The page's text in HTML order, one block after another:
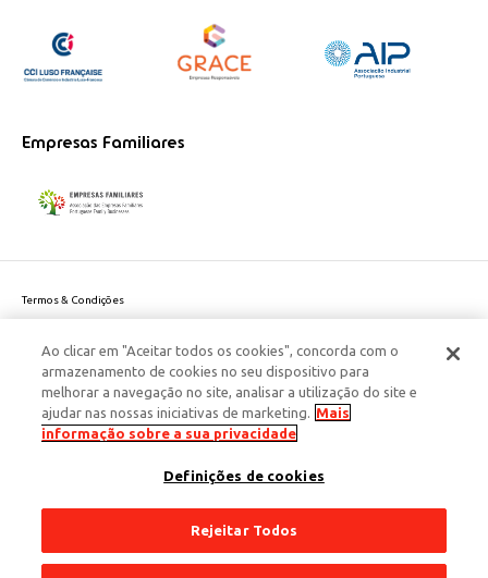
Empresas Familiares
Termos & Condições
Politica de Cookies
Política de Privacidade Dados Pessoais
Responsabilidade Social Corporativa
Este site é protegido pelo reCAPTCHA e aplicam-se a
da Google.
Ao clicar em "Aceitar todos os cookies", concorda com o
armazenamento de cookies no seu dispositivo para
melhorar a navegação no site, analisar a utilização do site e
ajudar nas nossas iniciativas de marketing. Mais
informação sobre a sua privacidade
Definições de cookies
Rejeitar Todos